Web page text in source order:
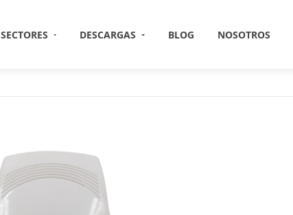
SECTORES DESCARGAS BLOG NOSOTROS